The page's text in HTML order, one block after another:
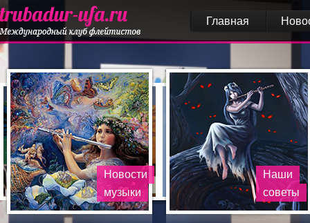
Главная
Новости
музыки
Наши
советы